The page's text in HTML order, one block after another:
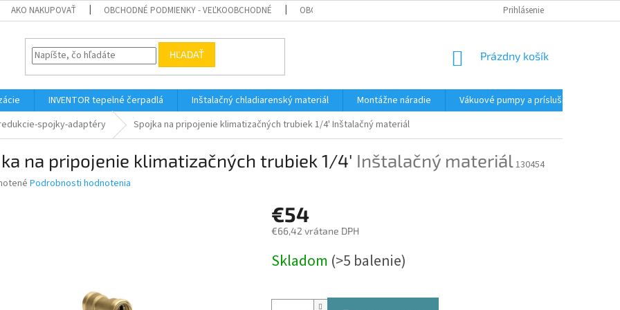
AKO NAKUPOVAŤ OBCHODNÉ PODMIENKY - VEĽKOOBCHODNÉ OBCHODNÉ PODMIENKY - MALOOBCHODNÉ PODMIENKY OCHRANY
Prihlásenie
HĽADAŤ
NÁKUPNÝ
Prázdny košík
INVENTOR tepelné čerpadlá Inštalačný chladiarenský materiál Montážne náradie Vákuové pumpy a príslušenstvo
spojky-adaptéry Spojka na pripojenie klimatizačných trubiek 1/4' Inštalačný materiál
na pripojenie klimatizačných trubiek 1/4' Inštalačný materiál130454
Podrobnosti hodnotenia
€54
€66,42 vrátane DPH
cena:
Skladom (>5 balenie)